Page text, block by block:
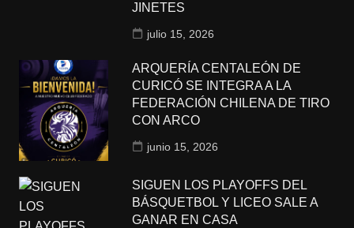
JINETES
julio 15, 2026
ARQUERÍA CENTALEÓN DE
CURICÓ SE INTEGRA A LA
FEDERACIÓN CHILENA DE TIRO
CON ARCO
junio 15, 2026
SIGUEN LOS PLAYOFFS DEL
BÁSQUETBOL Y LICEO SALE A
GANAR EN CASA